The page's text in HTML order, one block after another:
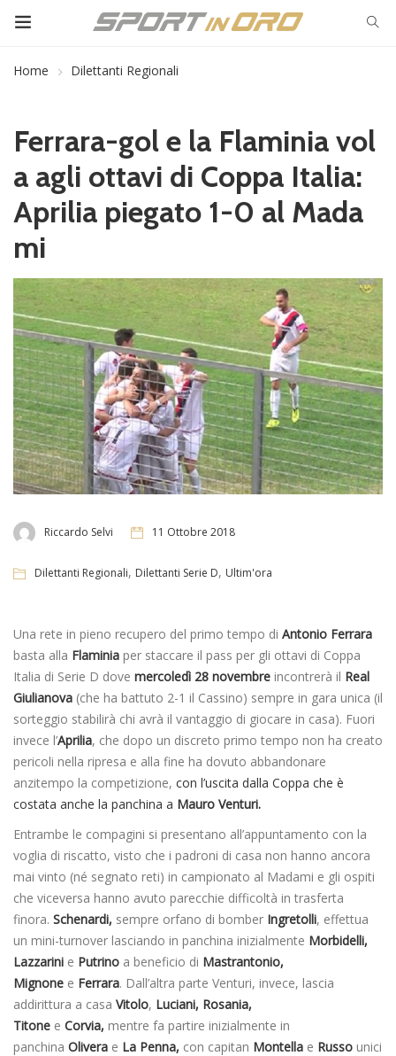
Home Dilettanti Regionali
Ferrara-gol e la Flaminia vol
a agli ottavi di Coppa Italia:
Aprilia piegato 1-0 al Mada
mi
Riccardo Selvi 11 Ottobre 2018
Dilettanti Regionali, Dilettanti Serie D, Ultim'ora
Una rete in pieno recupero del primo tempo di Antonio Ferrara
basta alla Flaminia per staccare il pass per gli ottavi di Coppa
Italia di Serie D dove mercoledì 28 novembre incontrerà il Real
Giulianova (che ha battuto 2-1 il Cassino) sempre in gara unica (il
sorteggio stabilirà chi avrà il vantaggio di giocare in casa). Fuori
invece l’Aprilia, che dopo un discreto primo tempo non ha creato
pericoli nella ripresa e alla fine ha dovuto abbandonare
anzitempo la competizione, con l’uscita dalla Coppa che è
costata anche la panchina a Mauro Venturi.
Entrambe le compagini si presentano all’appuntamento con la
voglia di riscatto, visto che i padroni di casa non hanno ancora
mai vinto (né segnato reti) in campionato al Madami e gli ospiti
che viceversa hanno avuto parecchie difficoltà in trasferta
finora. Schenardi, sempre orfano di bomber Ingretolli, effettua
un mini-turnover lasciando in panchina inizialmente Morbidelli,
Lazzarini e Putrino a beneficio di Mastrantonio,
Mignone e Ferrara. Dall’altra parte Venturi, invece, lascia
addirittura a casa Vitolo, Luciani, Rosania,
Titone e Corvia, mentre fa partire inizialmente in
panchina Olivera e La Penna, con capitan Montella e Russo unici